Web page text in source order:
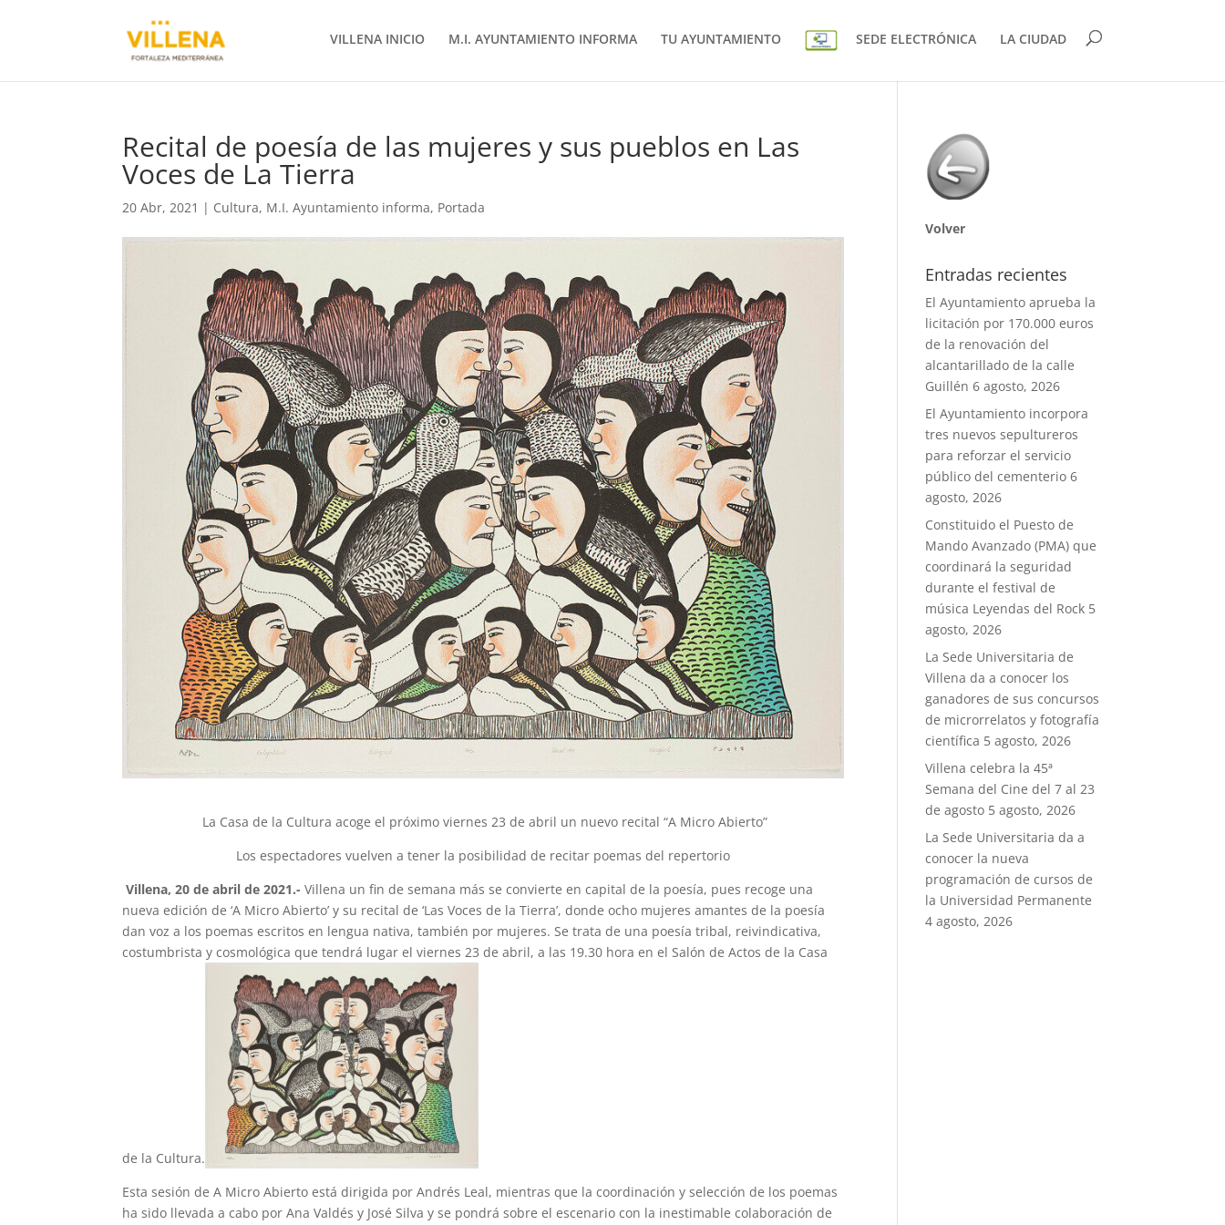
VILLENA INICIO M.I. AYUNTAMIENTO INFORMA TU AYUNTAMIENTO SEDE ELECTRÓNICA LA CIUDAD
Recital de poesía de las mujeres y sus pueblos en Las
Voces de La Tierra
20 Abr, 2021 | Cultura, M.I. Ayuntamiento informa, Portada
La Casa de la Cultura acoge el próximo viernes 23 de abril un nuevo recital “A Micro Abierto”
Los espectadores vuelven a tener la posibilidad de recitar poemas del repertorio
Villena, 20 de abril de 2021.- Villena un fin de semana más se convierte en capital de la poesía, pues recoge una
nueva edición de ‘A Micro Abierto’ y su recital de ‘Las Voces de la Tierra’, donde ocho mujeres amantes de la poesía
dan voz a los poemas escritos en lengua nativa, también por mujeres. Se trata de una poesía tribal, reivindicativa,
costumbrista y cosmológica que tendrá lugar el viernes 23 de abril, a las 19.30 hora en el Salón de Actos de la Casa
de la Cultura.
Esta sesión de A Micro Abierto está dirigida por Andrés Leal, mientras que la coordinación y selección de los poemas
ha sido llevada a cabo por Ana Valdés y José Silva y se pondrá sobre el escenario con la inestimable colaboración de
Volver
Entradas recientes
El Ayuntamiento aprueba la
licitación por 170.000 euros
de la renovación del
alcantarillado de la calle
Guillén 6 agosto, 2026
El Ayuntamiento incorpora
tres nuevos sepultureros
para reforzar el servicio
público del cementerio 6
agosto, 2026
Constituido el Puesto de
Mando Avanzado (PMA) que
coordinará la seguridad
durante el festival de
música Leyendas del Rock 5
agosto, 2026
La Sede Universitaria de
Villena da a conocer los
ganadores de sus concursos
de microrrelatos y fotografía
científica 5 agosto, 2026
Villena celebra la 45ª
Semana del Cine del 7 al 23
de agosto 5 agosto, 2026
La Sede Universitaria da a
conocer la nueva
programación de cursos de
la Universidad Permanente
4 agosto, 2026